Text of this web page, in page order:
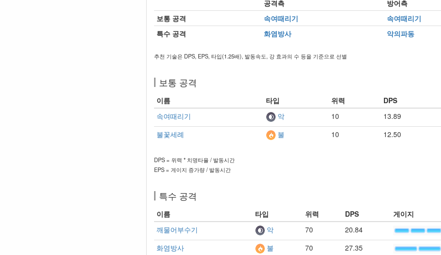
공격측
방어측
보통 공격
속여때리기
속여때리기
특수 공격
화염방사 악의파동
추천 기술은 DPS, EPS, 타입(1.25배), 발동속도, 강 효과의 수 등을 기준으로 선별
보통 공격
이름 타입 위력
DPS
속여때리기
악 10
13.89
불꽃세례
불 10 12.50
DPS = 위력 * 치명타율 / 발동시간
EPS = 게이지 증가량 / 발동시간
특수 공격
이름 타입 위력 DPS
게이지
깨물어부수기
악 70
20.84
화염방사
불 70
27.35